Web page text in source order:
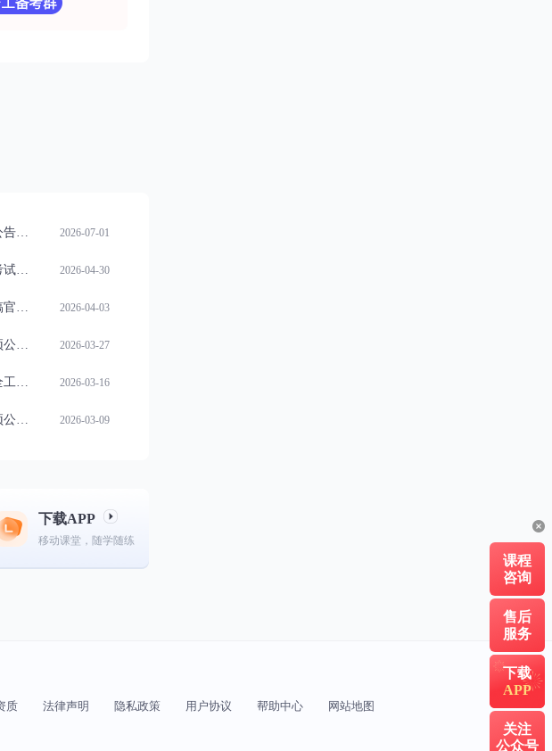
！ 2026-07-01
！ 2026-04-30
！ 2026-04-03
！ 2026-03-27
看 2026-03-16
！ 2026-03-09
下载APP
移动课堂，随学随练
质 法律声明 隐私政策 用户协议 帮助中心 网站地图
课程
咨询
售后
服务
下载
APP
关注
公众号